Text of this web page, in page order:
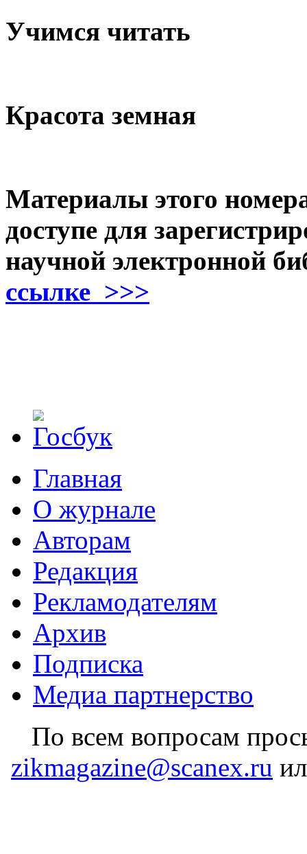
Учимся читать
Красота земная
Материалы этого
доступе для
научной электронной
ссылке >>>
Главная
О журнале
Авторам
Редакция
Рекламодателям
Архив
Подписка
Медиа партнерство
По всем вопросам
zikmagazine@scanex.ru